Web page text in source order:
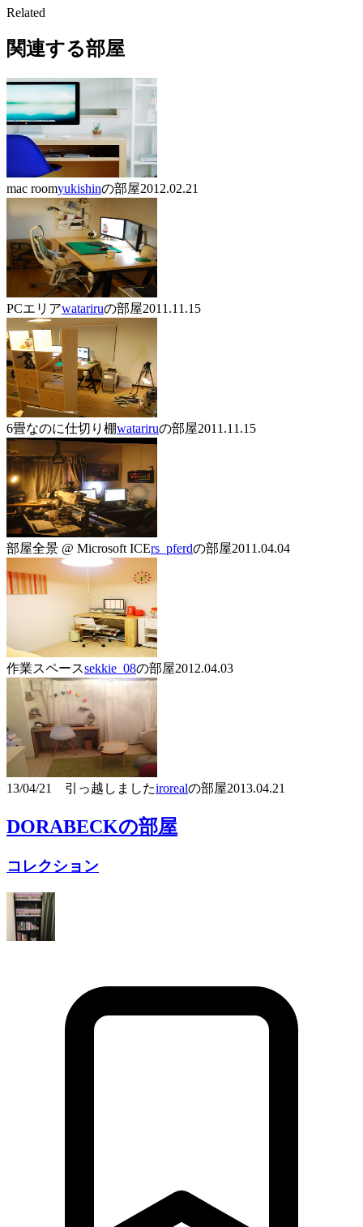
Related
関連する部屋
mac roomyukishinの部屋2012.02.21
PCエリアwatariruの部屋2011.11.15
6畳なのに仕切り棚watariruの部屋2011.11.15
部屋全景 @ Microsoft ICErs_pferdの部屋2011.04.04
作業スペースsekkie_08の部屋2012.04.03
13/04/21 引っ越しましたirorealの部屋2013.04.21
DORABECKの部屋
コレクション